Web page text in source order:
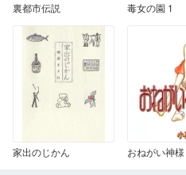
裏都市伝説 毒女の園 1
家出のじかん おねがい神様